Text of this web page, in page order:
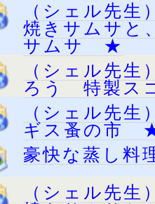
（シェル先
焼きサムサと
サムサ ★
（シェル先
ろう 特製ス
（シェル先
ギス蚤の市
豪快な蒸し
（シェル先